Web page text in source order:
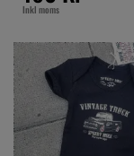
Inkl moms